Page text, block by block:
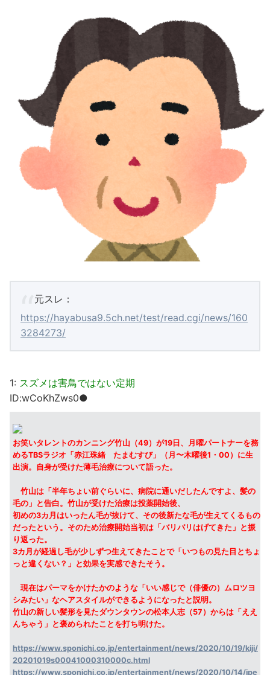
元スレ：
https://hayabusa9.5ch.net/test/read.cgi/news/160
3284273/
1: スズメは害鳥ではない定期
ID:wCoKhZws0●
お笑いタレントのカンニング竹山（49）が19日、月曜パートナーを務
めるTBSラジオ「赤江珠緒 たまむすび」（月〜木曜後1・00）に生
出演。自身が受けた薄毛治療について語った。
竹山は「半年ちょい前ぐらいに、病院に通いだしたんですよ、髪の
毛の」と告白。竹山が受けた治療は投薬開始後、
初めの3カ月はいったん毛が抜けて、その後新たな毛が生えてくるもの
だったという。そのため治療開始当初は「バリバリはげてきた」と振
り返った。
3カ月が経過し毛が少しずつ生えてきたことで「いつもの見た目とちょ
っと違くない？」と効果を実感できたそう。
現在はパーマをかけたかのような「いい感じで（俳優の）ムロツヨ
シみたい」なヘアスタイルができるようになったと説明。
竹山の新しい髪形を見たダウンタウンの松本人志（57）からは「ええ
んちゃう」と褒められたことを打ち明けた。
https://www.sponichi.co.jp/entertainment/news/2020/10/19/kiji/
20201019s00041000310000c.html
https://www.sponichi.co.jp/entertainment/news/2020/10/14/jpe